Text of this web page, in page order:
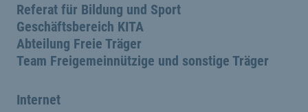
Referat für Bildung und Sport
Geschäftsbereich KITA
Abteilung Freie Träger
Team Freigemeinnützige und sonstige Träger
Internet